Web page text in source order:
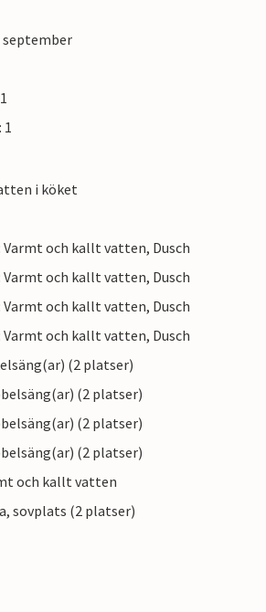
1
i köket
Varmt och kallt vatten, Dusch
Varmt och kallt vatten, Dusch
Varmt och kallt vatten, Dusch
Varmt och kallt vatten, Dusch
(2 platser)
(2 platser)
(2 platser)
(2 platser)
och kallt vatten
sovplats (2 platser)